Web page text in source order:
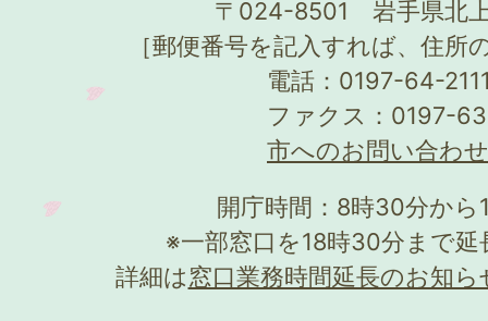
〒024-8501 岩手県北
［郵便番号を記入すれば、住所
電話：0197-64-
ファクス：0197-
市へのお問い合わ
開庁時間：8時30分か
※一部窓口を18時30分まで
詳細は窓口業務時間延長のお知ら